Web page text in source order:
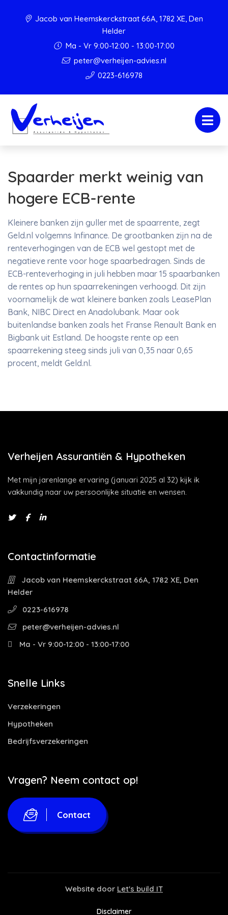
Jacob van Heemskerckstraat 66A, 1782 XE, Den
Helder
Ma - Vr 9:00-12:00 - 13:00-17:00
peter@verheijen-advies.nl
0223-616978
Spaarder merkt weinig van
hogere ECB-rente
Kleinere banken zijn guller met de spaarrente, zegt
Geld.nl volgemns Infinance. De grootbanken zijn na de
renteverhogingen van de ECB wel gestopt met de
negatieve rente voor hoge spaarbedragen. Sinds de
ECB-renteverhoging in juli hebben maar 15 spaarbanken
de rentes op hun spaarrekeningen verhoogd. Dit zijn
voornamelijk de wat kleinere banken zoals LeasePlan
Bank, NIBC Direct en Anadolubank. Maar ook
buitenlandse banken zoals het Franse Renault Bank en
Bigbank uit Estland. De hoogste rente op een
spaarrekening steeg sinds juli van 0,35 naar 0,65
procent, meldt Geld.nl.
Verheijen Assurantiën & Hypotheken
Met mijn jarenlange ervaring (januari 2025 al 32) kijk ik
vakkundig naar uw persoonlijke situatie en wensen.
Contactinformatie
Jacob van Heemskerckstraat 66A, 1782 XE, Den
Helder
0223-616978
peter@verheijen-advies.nl
Ma - Vr 9:00-12:00 - 13:00-17:00
Snelle Links
Verzekeringen
Hypotheken
Bedrijfsverzekeringen
Vragen? Neem contact op!
Contact
Website door Let's build IT
Disclaimer